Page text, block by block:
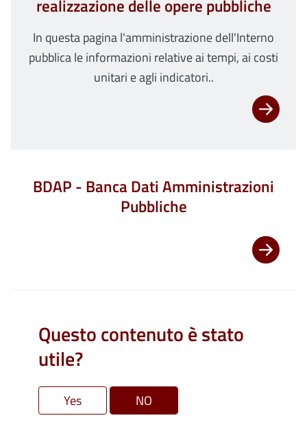
realizzazione delle opere pubbliche
In questa pagina l'amministrazione dell'Interno
pubblica le informazioni relative ai tempi, ai costi
unitari e agli indicatori..
BDAP - Banca Dati Amministrazioni
Pubbliche
Questo contenuto è stato
utile?